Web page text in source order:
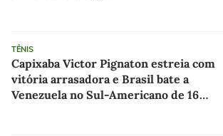
TÊNIS
Capixaba Victor Pignaton estreia com
vitória arrasadora e Brasil bate a
Venezuela no Sul-Americano de 16